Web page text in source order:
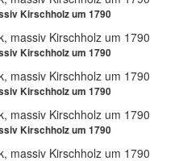
Kirschholz um 1790
Kirschholz um 1790
Kirschholz um 1790
Kirschholz um 1790